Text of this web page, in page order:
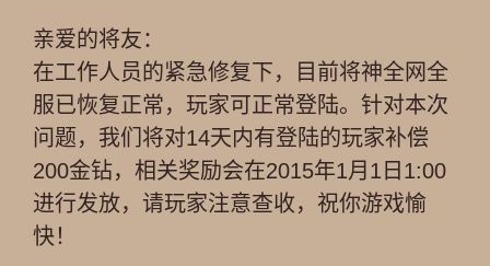
亲爱的将友：
在工作人员的紧急修复下，目前将神全网全
服已恢复正常，玩家可正常登陆。针对本次
问题，我们将对14天内有登陆的玩家补偿
200金钻，相关奖励会在2015年1月1日1:00
进行发放，请玩家注意查收，祝你游戏愉
快！